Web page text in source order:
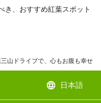
き、おすすめ紅葉スポット
三山ドライブで、心もお腹も幸せ
language 日本語